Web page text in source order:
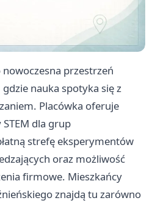
przestrzeń
nauka spotyka się z
Placówka oferuje
dla grup
strefę eksperymentów
oraz możliwość
firmowe. Mieszkańcy
znajdą tu zarówno